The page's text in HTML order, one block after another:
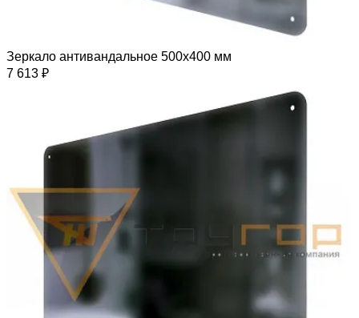
Зеркало антивандальное 500х400 мм
7 613 ₽